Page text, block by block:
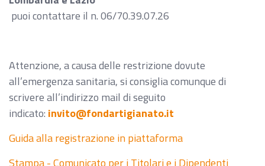
puoi contattare il n. 06/70.39.07.26
Attenzione, a causa delle restrizione dovute
all’emergenza sanitaria, si consiglia comunque di
scrivere all’indirizzo mail di seguito
indicato: invito@fondartigianato.it
Guida alla registrazione in piattaforma
Stampa - Comunicato per i Titolari e i Dipendenti